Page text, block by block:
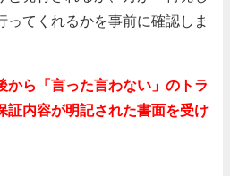
ってくれるかを事前に確認しま
から「言った言わない」のトラ
証内容が明記された書面を受け